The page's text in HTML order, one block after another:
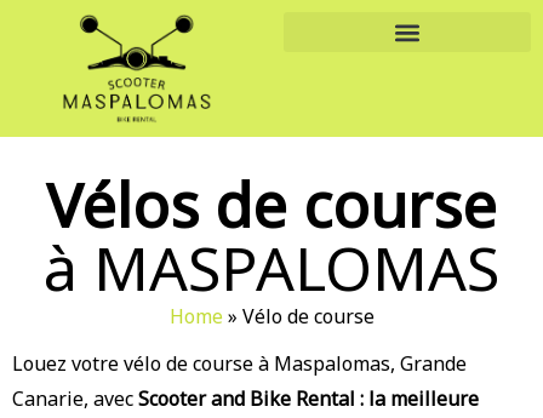
Vélos de course
à MASPALOMAS
Home» Vélo de course
Louez votre vélo de course à Maspalomas, Grande
Canarie, avecScooter and Bike Rental : la meilleure